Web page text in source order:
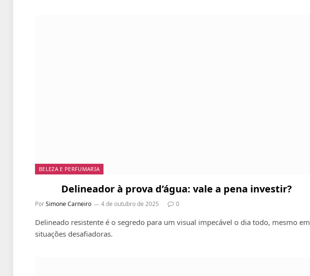
BELEZA E PERFUMARIA
Delineador à prova d’água: vale a pena investir?
PorSimone Carneiro 4 de outubro de 2025 0
Delineado resistente é o segredo para um visual impecável o dia todo, mesmo em
situações desafiadoras.